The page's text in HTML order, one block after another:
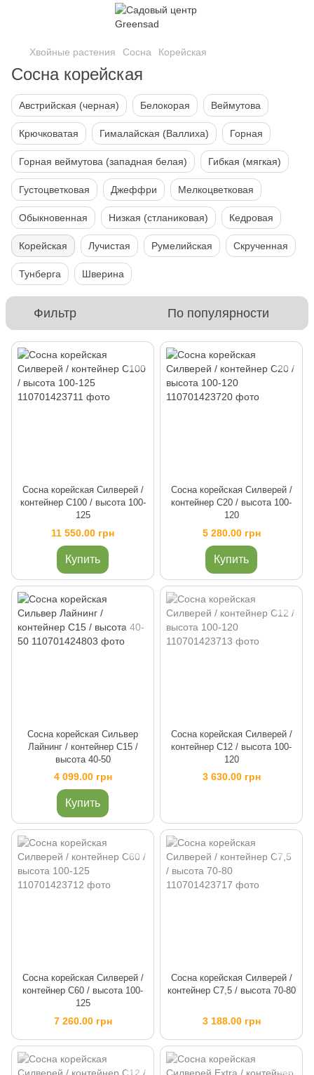
Хвойные растения Сосна Корейская
Сосна корейская
Австрийская (черная) Белокорая Веймутова
Крючковатая Гималайская (Валлиха) Горная
Горная веймутова (западная белая) Гибкая (мягкая)
Густоцветковая Джеффри Мелкоцветковая
Обыкновенная Низкая (стланиковая) Кедровая
Корейская Лучистая Румелийская Скрученная
Тунберга Шверина
Фильтр По популярности
Сосна корейская Силверей /
контейнер C100 / высота 100-
125
11 550.00 грн
Купить
Сосна корейская Силверей /
контейнер C20 / высота 100-
120
5 280.00 грн
Купить
Сосна корейская Сильвер
Лайнинг / контейнер C15 /
высота 40-50
4 099.00 грн
Купить
Сосна корейская Силверей /
контейнер C12 / высота 100-
120
3 630.00 грн
Сосна корейская Силверей /
контейнер C60 / высота 100-
125
7 260.00 грн
Сосна корейская Силверей /
контейнер C7,5 / высота 70-80
3 188.00 грн